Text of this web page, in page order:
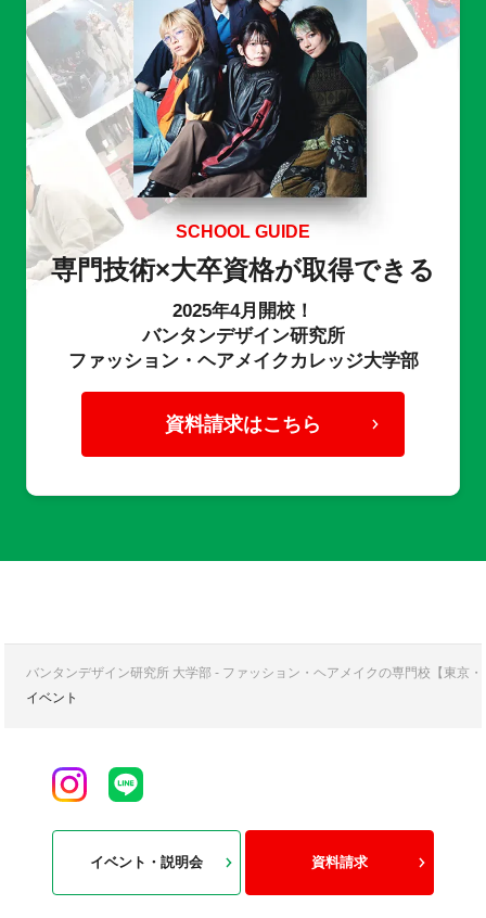
SCHOOL GUIDE
専門技術×大卒資格が取得できる
2025年4月開校！
バンタンデザイン研究所
ファッション・ヘアメイクカレッジ大学部
資料請求はこちら
バンタンデザイン研究所 大学部 - ファッション・ヘアメイクの専門校【東京
イベント
イベント・説明会 資料請求